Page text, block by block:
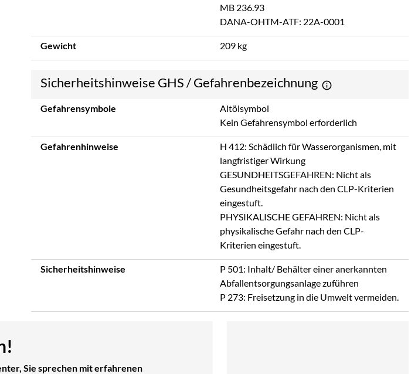
MB 236.93
DANA-OHTM-ATF: 22A-0001
Gewicht 209 kg
Sicherheitshinweise GHS / Gefahrenbezeichnung
Gefahrensymbole
Altölsymbol
Kein Gefahrensymbol erforderlich
Gefahrenhinweise
H 412: Schädlich für Wasserorganismen, mit
langfristiger Wirkung
GESUNDHEITSGEFAHREN: Nicht als
Gesundheitsgefahr nach den CLP-Kriterien
eingestuft.
PHYSIKALISCHE GEFAHREN: Nicht als
physikalische Gefahr nach den CLP-
Kriterien eingestuft.
Sicherheitshinweise
P 501: Inhalt/ Behälter einer anerkannten
Abfallentsorgungsanlage zuführen
P 273: Freisetzung in die Umwelt vermeiden.
Sie sprechen mit erfahrenen